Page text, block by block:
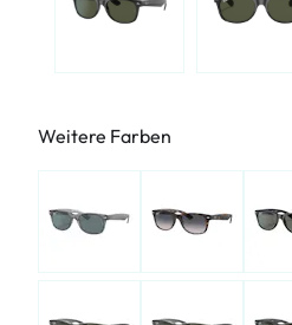
Weitere Farben